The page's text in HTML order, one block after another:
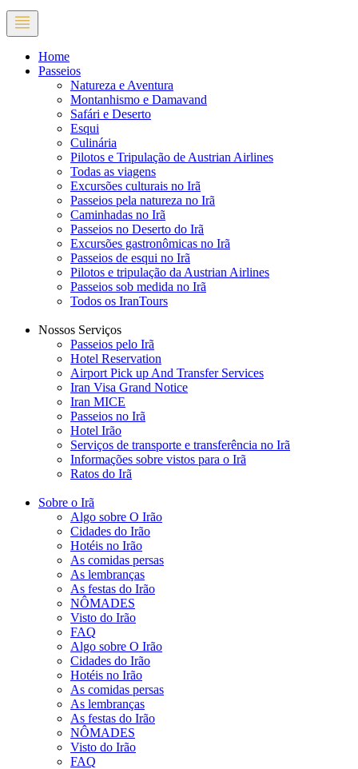
Home
Passeios
Natureza e Aventura
Montanhismo e Damavand
Safári e Deserto
Esqui
Culinária
Pilotos e Tripulação de Austrian Airlines
Todas as viagens
Excursões culturais no Irã
Passeios pela natureza no Irã
Caminhadas no Irã
Passeios no Deserto do Irã
Excursões gastronômicas no Irã
Passeios de esqui no Irã
Pilotos e tripulação da Austrian Airlines
Passeios sob medida no Irã
Todos os IranTours
Nossos Serviços
Passeios pelo Irã
Hotel Reservation
Airport Pick up And Transfer Services
Iran Visa Grand Notice
Iran MICE
Passeios no Irã
Hotel Irão
Serviços de transporte e transferência no Irã
Informações sobre vistos para o Irã
Ratos do Irã
Sobre o Irã
Algo sobre O Irão
Cidades do Irão
Hotéis no Irão
As comidas persas
As lembranças
As festas do Irão
NÔMADES
Visto do Irão
FAQ
Algo sobre O Irão
Cidades do Irão
Hotéis no Irão
As comidas persas
As lembranças
As festas do Irão
NÔMADES
Visto do Irão
FAQ